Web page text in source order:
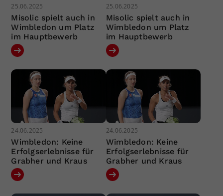
25.06.2025
Misolic spielt auch in
Wimbledon um Platz
im Hauptbewerb
25.06.2025
Misolic spielt auch in
Wimbledon um Platz
im Hauptbewerb
24.06.2025
Wimbledon: Keine
Erfolgserlebnisse für
Grabher und Kraus
24.06.2025
Wimbledon: Keine
Erfolgserlebnisse für
Grabher und Kraus